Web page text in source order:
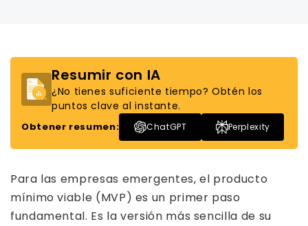
Resumir con IA
¿No tienes suficiente tiempo? Obtén los
puntos clave al instante.
Obtener resumen: ChatGPT Perplexity
Para las empresas emergentes, el producto
mínimo viable (MVP) es un primer paso
fundamental. Es la versión más sencilla de su